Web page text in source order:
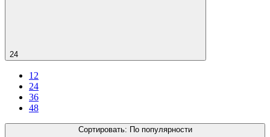
24
12
24
36
48
Сортировать: По популярности